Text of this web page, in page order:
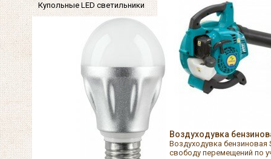
Купольные LED светильники
Воздуходувка
Воздуходувка
свободу перемещений по